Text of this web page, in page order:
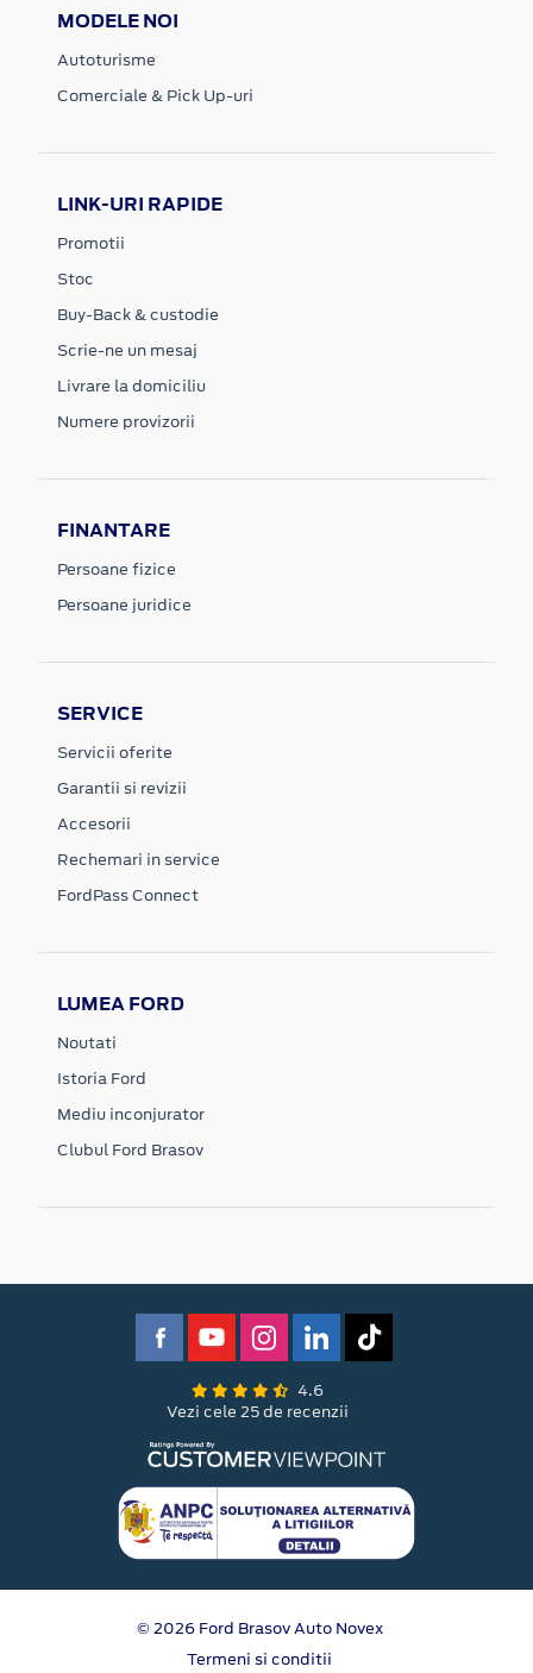
MODELE NOI
Autoturisme
Comerciale & Pick Up-uri
LINK-URI RAPIDE
Promotii
Stoc
Buy-Back & custodie
Scrie-ne un mesaj
Livrare la domiciliu
Numere provizorii
FINANTARE
Persoane fizice
Persoane juridice
SERVICE
Servicii oferite
Garantii si revizii
Accesorii
Rechemari in service
FordPass Connect
LUMEA FORD
Noutati
Istoria Ford
Mediu inconjurator
Clubul Ford Brasov
4.6
Vezi cele 25 de recenzii
© 2026 Ford Brasov Auto Novex
Termeni si conditii